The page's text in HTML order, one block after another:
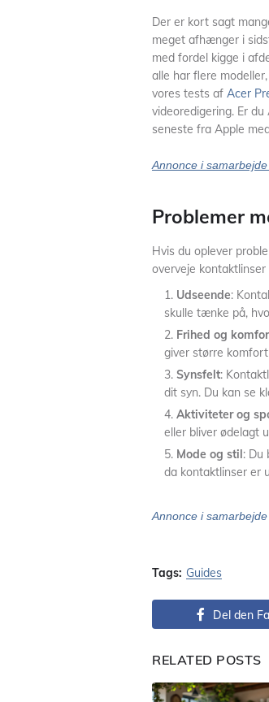
Der er kort sagt
meget afhænger i
med fordel kigge i
alle har flere
vores tests af Acer
videoredigering. Er
seneste fra Apple
Annonce i
Problemer
Hvis du oplever
overveje
Udseende:
skulle tænke på,
Frihed og
giver større
Synsfelt:
dit syn. Du kan se
Aktiviteter og
eller bliver ødelagt
Mode og stil: Du
da kontaktlinser er
Annonce i
Tags: Guides
Del den
RELATED POSTS